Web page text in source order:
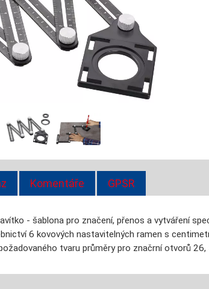
Komentáře GPSR
- šablona pro značení, přenos a vytváření
6 kovových nastavitelných ramen s
tvaru průměry pro značrní otvorů